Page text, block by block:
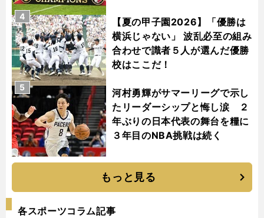
【夏の甲子園2026】「優勝は
横浜じゃない」 波乱必至の組み
合わせで識者５人が選んだ優勝
校はここだ！
4
河村勇輝がサマーリーグで示し
たリーダーシップと悔し涙 ２
年ぶりの日本代表の舞台を糧に
３年目のNBA挑戦は続く
5
もっと見る
各スポーツコラム記事